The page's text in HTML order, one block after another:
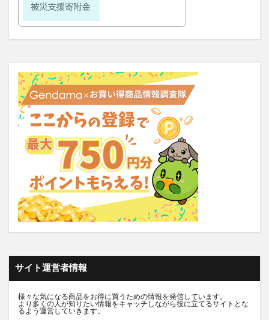
OBREMO(オブレモ)
ロザブルーナイトブラ ベルタプレリズム
女性用がん保険 ロートV5アクトビジョン
KAMIKAシルキースティックファンデーション
ピクミンめじるしアクセサリー2 ぬいぐるみ
推し活バッグ てのりフレンズ11
トルークオールインワンジェル
シルクザリッチヘアオイル 白漢しろ彩
碧モイストオイル 千年サジー オルビスブライト
スキンスムーススクラブジェル ノイド(NOID)バーム
5デアザフラビン パーフェクトニードルプレミアム
RESET BOX(リセットボックス) エンリッチCセラム
セナクリア サラフェプラス ホロベルBBクリーム
エクラシャルム
サマンサタバサ あつまれアンパンマン
23zi(ニジュウサンジ) sakyu(サキュウ)シャンプー
サイト運営者情報
様々な気になる商品をお得に買うための情報を発信しています。
より多くの人が知りたい情報をキャッチしながら役に立てるサイトとな
るよう運営していきます。